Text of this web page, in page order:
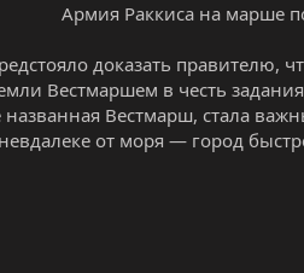
Армия Раккиса на марше
доказать правителю,
Вестмаршем в честь
названная Вестмарш, стала
от моря — город